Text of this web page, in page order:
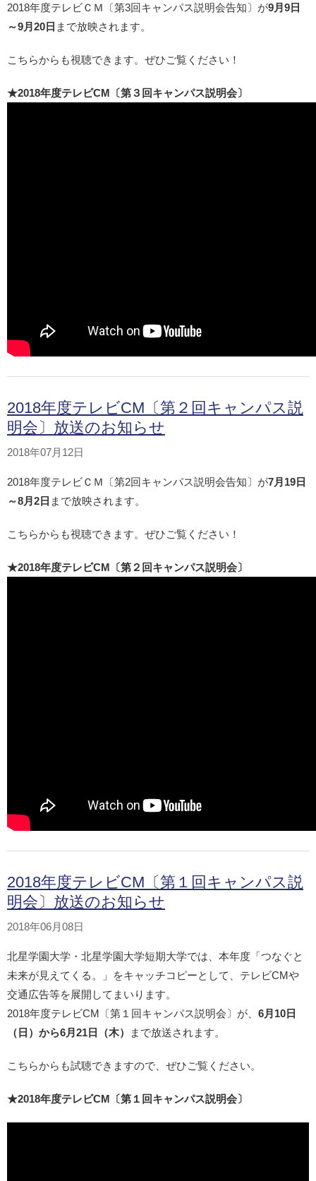
2018年度テレビＣＭ〔第3回キャンパス説明会告知〕が9月9日
～9月20日 まで放映されます。
こちらからも視聴できます。ぜひご覧ください！
★2018年度テレビCM〔第３回キャンパス説明会〕
2018年度テレビCM〔第２回キャンパス説
明会〕放送のお知らせ
2018年07月12日
2018年度テレビＣＭ〔第2回キャンパス説明会告知〕が7月19日
～8月2日 まで放映されます。
こちらからも視聴できます。ぜひご覧ください！
★2018年度テレビCM〔第２回キャンパス説明会〕
2018年度テレビCM〔第１回キャンパス説
明会〕放送のお知らせ
2018年06月08日
北星学園大学・北星学園大学短期大学では、本年度「つなぐと
未来が見えてくる。」をキャッチコピーとして、テレビCMや
交通広告等を展開してまいります。
2018年度テレビCM〔第１回キャンパス説明会〕が、 6月10日
（日）から6月21日（木）
まで放送されます。
こちらからも試聴できますので、ぜひご覧ください。
★2018年度テレビCM〔第１回キャンパス説明会〕